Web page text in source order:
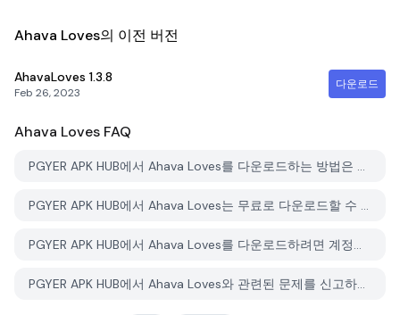
Ahava Loves의 이전 버전
AhavaLoves 1.3.8
Feb 26, 2023
다운로드
Ahava Loves FAQ
PGYER APK HUB에서 Ahava Loves를 다운로드하는 방법은 무엇인가요?
PGYER APK HUB에서 Ahava Loves는 무료로 다운로드할 수 있나요?
PGYER APK HUB에서 Ahava Loves를 다운로드하려면 계정이 필요한가요?
PGYER APK HUB에서 Ahava Loves와 관련된 문제를 신고하는 방법은 무엇인가요?